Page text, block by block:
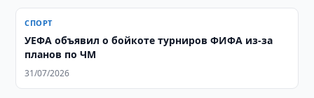
СПОРТ
УЕФА объявил о бойкоте турниров ФИФА из-за
планов по ЧМ
31/07/2026